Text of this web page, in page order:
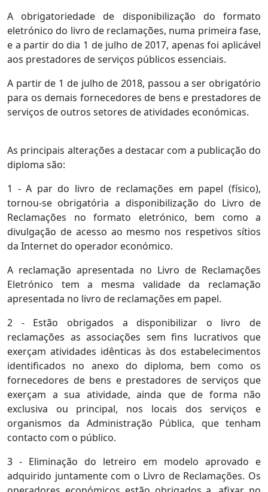
A obrigatoriedade de disponibilização do formato
eletrónico do livro de reclamações, numa primeira fase,
e a partir do dia 1 de julho de 2017, apenas foi aplicável
aos prestadores de serviços públicos essenciais.
A partir de 1 de julho de 2018, passou a ser obrigatório
para os demais fornecedores de bens e prestadores de
serviços de outros setores de atividades económicas.
As principais alterações a destacar com a publicação do
diploma são:
1 - A par do livro de reclamações em papel (físico),
tornou-se obrigatória a disponibilização do Livro de
Reclamações no formato eletrónico, bem como a
divulgação de acesso ao mesmo nos respetivos sítios
da Internet do operador económico.
A reclamação apresentada no Livro de Reclamações
Eletrónico tem a mesma validade da reclamação
apresentada no livro de reclamações em papel.
2 - Estão obrigados a disponibilizar o livro de
reclamações as associações sem fins lucrativos que
exerçam atividades idênticas às dos estabelecimentos
identificados no anexo do diploma, bem como os
fornecedores de bens e prestadores de serviços que
exerçam a sua atividade, ainda que de forma não
exclusiva ou principal, nos locais dos serviços e
organismos da Administração Pública, que tenham
contacto com o público.
3 - Eliminação do letreiro em modelo aprovado e
adquirido juntamente com o Livro de Reclamações. Os